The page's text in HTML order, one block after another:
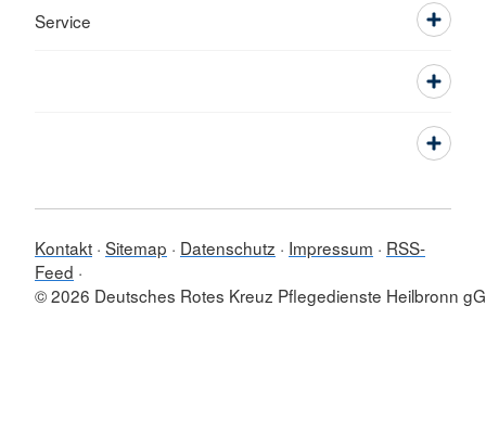
Service
Kontakt Sitemap Datenschutz Impressum
RSS-
Feed
© 2026 Deutsches Rotes Kreuz Pflegedienste Heilbronn